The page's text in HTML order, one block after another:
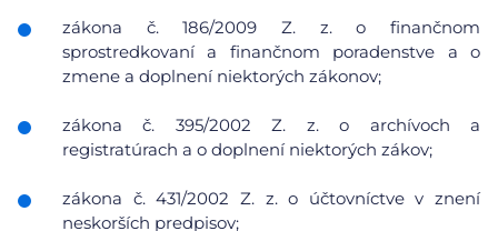
zákona č. 186/2009 Z. z. o finančnom
sprostredkovaní a finančnom poradenstve a o
zmene a doplnení niektorých zákonov;
zákona č. 395/2002 Z. z. o archívoch a
registratúrach a o doplnení niektorých zákov;
zákona č. 431/2002 Z. z. o účtovníctve v znení
neskorších predpisov;